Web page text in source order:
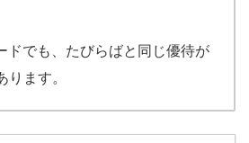
ドでも、たびらばと同じ優待が
ります。